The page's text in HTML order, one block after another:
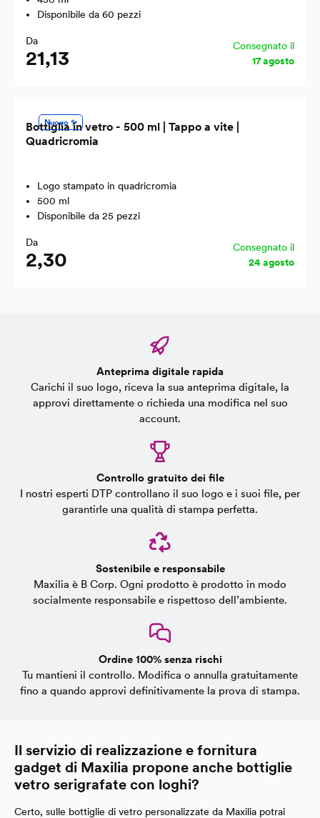
Disponibile da 60 pezzi
Da
21,13
Consegnato il
17 agosto
Nuovo ✨
Bottiglia in vetro - 500 ml | Tappo a vite |
Quadricromia
Logo stampato in quadricromia
500 ml
Disponibile da 25 pezzi
Da
2,30
Consegnato il
24 agosto
Anteprima digitale rapida
Carichi il suo logo, riceva la sua anteprima digitale, la
approvi direttamente o richieda una modifica nel suo
account.
Controllo gratuito dei file
I nostri esperti DTP controllano il suo logo e i suoi file, per
garantirle una qualità di stampa perfetta.
Sostenibile e responsabile
Maxilia è B Corp. Ogni prodotto è prodotto in modo
socialmente responsabile e rispettoso dell’ambiente.
Ordine 100% senza rischi
Tu mantieni il controllo. Modifica o annulla gratuitamente
fino a quando approvi definitivamente la prova di stampa.
Il servizio di realizzazione e fornitura
gadget di Maxilia propone anche bottiglie
vetro serigrafate con loghi?
Certo, sulle bottiglie di vetro personalizzate da Maxilia potrai